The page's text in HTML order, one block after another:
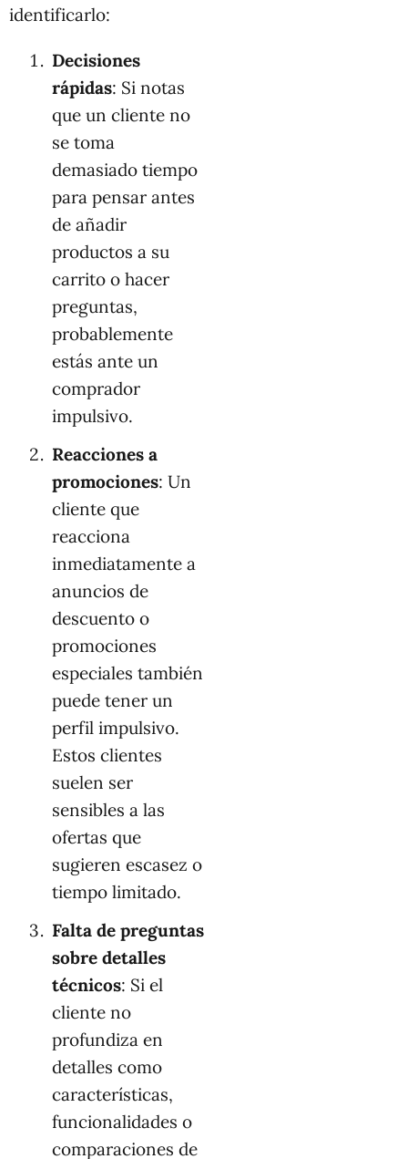
identificarlo:
Decisiones
rápidas: Si notas
que un cliente no
se toma
demasiado tiempo
para pensar antes
de añadir
productos a su
carrito o hacer
preguntas,
probablemente
estás ante un
comprador
impulsivo.
Reacciones a
promociones: Un
cliente que
reacciona
inmediatamente a
anuncios de
descuento o
promociones
especiales también
puede tener un
perfil impulsivo.
Estos clientes
suelen ser
sensibles a las
ofertas que
sugieren escasez o
tiempo limitado.
Falta de preguntas
sobre detalles
técnicos: Si el
cliente no
profundiza en
detalles como
características,
funcionalidades o
comparaciones de